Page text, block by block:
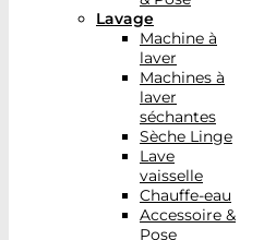
Lavage
Machine à
laver
Machines à
laver
séchantes
Sèche Linge
Lave
vaisselle
Chauffe-eau
Accessoire &
Pose